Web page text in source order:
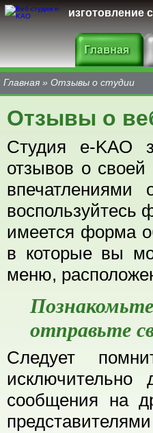
изготовление
Главная » Отзывы о студии
Отзывы о
Студия e-KAO
отзывов о
воспользуйтесь
имеется форма
в которые вы
меню,
отправьте
Следует
сообщения на